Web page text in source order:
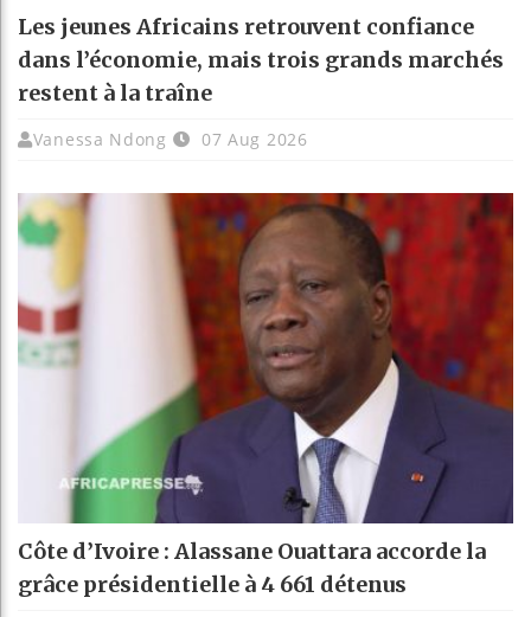
Les jeunes Africains retrouvent confiance
dans l’économie, mais trois grands marchés
restent à la traîne
Vanessa Ndong 07 Aug 2026
Côte d’Ivoire : Alassane Ouattara accorde la
grâce présidentielle à 4 661 détenus